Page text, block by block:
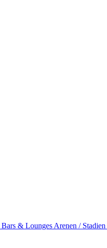
Bars & Lounges Arenen / Stadien